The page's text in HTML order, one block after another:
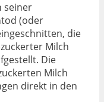
seiner
(oder
die
Milch
Die
Milch
direkt in den